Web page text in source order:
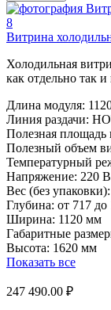
Витрина
Холодильная
как отдельно так и
Длина модуля:
Линия раздачи:
Полезная площадь
Полезный объем
Температурный
Напряжение: 220 В
Вес (без упаковки):
Глубина: от 717
Ширина: 1120 мм
Габаритные
Высота: 1620 мм
Показать все
247 490.00 ₽